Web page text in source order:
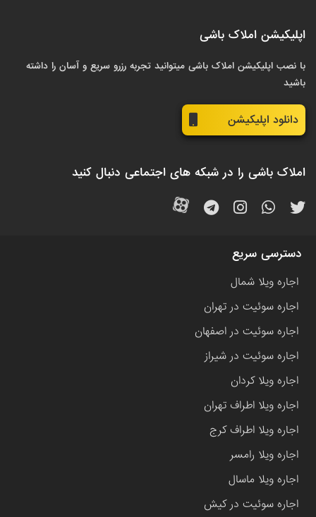
اپلیکیشن املاک باشی
با نصب اپلیکیشن املاک باشی میتوانید تجربه رزرو سریع و آسان را داشته
باشید
دانلود اپلیکیشن
املاک باشی را در شبکه های اجتماعی دنبال کنید
دسترسی سریع
اجاره ویلا شمال
اجاره سوئیت در تهران
اجاره سوئیت در اصفهان
اجاره سوئیت در شیراز
اجاره ویلا کردان
اجاره ویلا اطراف تهران
اجاره ویلا اطراف کرج
اجاره ویلا رامسر
اجاره ویلا ماسال
اجاره سوئیت در کیش